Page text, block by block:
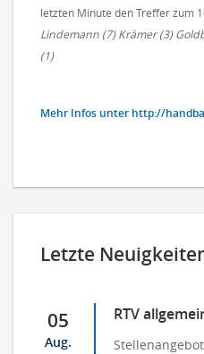
letzten Minute den Treffer zum
Lindemann (7) Krämer (3)
(1)
Mehr Infos unter http://
Letzte
05
Aug.
RTV